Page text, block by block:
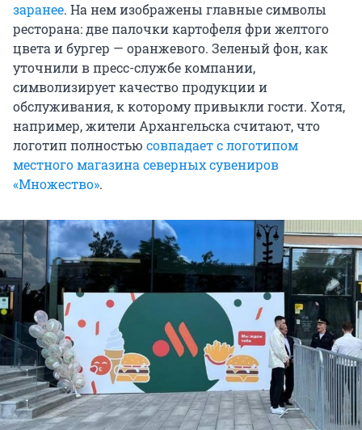
заранее. На нем изображены главные символы
ресторана: две палочки картофеля фри желтого
цвета и бургер — оранжевого. Зеленый фон, как
уточнили в пресс-службе компании,
символизирует качество продукции и
обслуживания, к которому привыкли гости. Хотя,
например, жители Архангельска считают, что
логотип полностью совпадает с логотипом
местного магазина северных сувениров
«Множество».